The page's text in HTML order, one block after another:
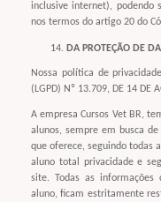
inclusive internet), podendo
nos termos do artigo 20 do
DA PROTEÇÃO DE
Nossa política de
(LGPD) Nº 13.709, DE 14 DE
A empresa Cursos Vet BR,
alunos, sempre em busca
que oferece, seguindo todas
aluno total privacidade e
site. Todas as informações
aluno, ficam estritamente